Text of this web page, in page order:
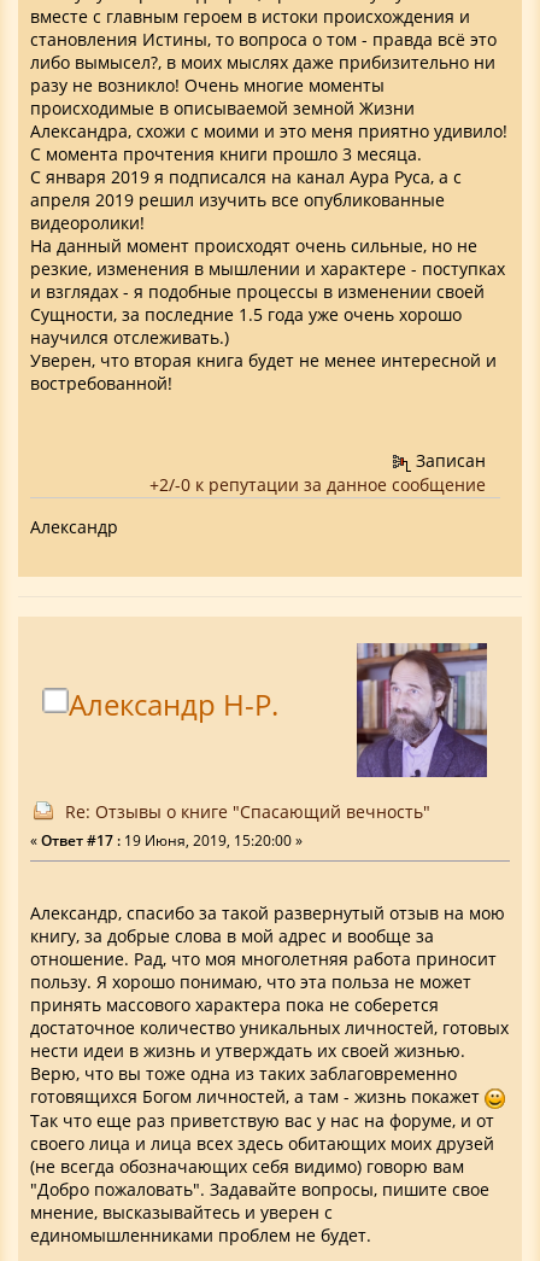
вместе с главным героем в истоки происхождения и
становления Истины, то вопроса о том - правда всё это
либо вымысел?, в моих мыслях даже прибизительно ни
разу не возникло! Очень многие моменты
происходимые в описываемой земной Жизни
Александра, схожи с моими и это меня приятно удивило!
С момента прочтения книги прошло 3 месяца.
С января 2019 я подписался на канал Аура Руса, а с
апреля 2019 решил изучить все опубликованные
видеоролики!
На данный момент происходят очень сильные, но не
резкие, изменения в мышлении и характере - поступках
и взглядах - я подобные процессы в изменении своей
Сущности, за последние 1.5 года уже очень хорошо
научился отслеживать.)
Уверен, что вторая книга будет не менее интересной и
востребованной!
Записан
+2/-0 к репутации за данное сообщение
Александр
Александр Н-Р.
Re: Отзывы о книге "Спасающий вечность"
«Ответ #17 : 19 Июня, 2019, 15:20:00 »
Александр, спасибо за такой развернутый отзыв на мою
книгу, за добрые слова в мой адрес и вообще за
отношение. Рад, что моя многолетняя работа приносит
пользу. Я хорошо понимаю, что эта польза не может
принять массового характера пока не соберется
достаточное количество уникальных личностей, готовых
нести идеи в жизнь и утверждать их своей жизнью.
Верю, что вы тоже одна из таких заблаговременно
готовящихся Богом личностей, а там - жизнь покажет
Так что еще раз приветствую вас у нас на форуме, и от
своего лица и лица всех здесь обитающих моих друзей
(не всегда обозначающих себя видимо) говорю вам
"Добро пожаловать". Задавайте вопросы, пишите свое
мнение, высказывайтесь и уверен с
единомышленниками проблем не будет.